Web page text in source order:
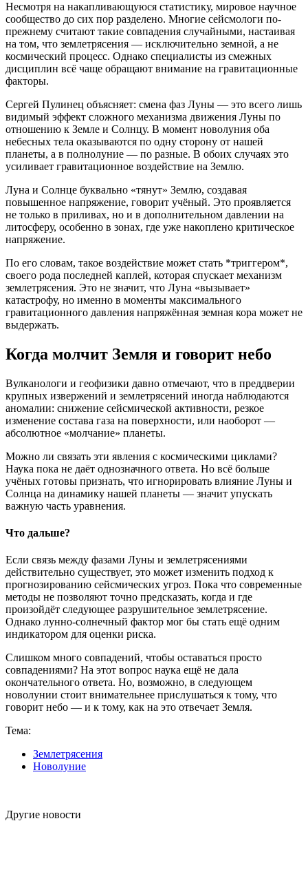
Несмотря на накапливающуюся статистику, мировое научное
сообщество до сих пор разделено. Многие сейсмологи по-
прежнему считают такие совпадения случайными, настаивая
на том, что землетрясения — исключительно земной, а не
космический процесс. Однако специалисты из смежных
дисциплин всё чаще обращают внимание на гравитационные
факторы.
Сергей Пулинец объясняет: смена фаз Луны — это всего лишь
видимый эффект сложного механизма движения Луны по
отношению к Земле и Солнцу. В момент новолуния оба
небесных тела оказываются по одну сторону от нашей
планеты, а в полнолуние — по разные. В обоих случаях это
усиливает гравитационное воздействие на Землю.
Луна и Солнце буквально «тянут» Землю, создавая
повышенное напряжение, говорит учёный. Это проявляется
не только в приливах, но и в дополнительном давлении на
литосферу, особенно в зонах, где уже накоплено критическое
напряжение.
По его словам, такое воздействие может стать *триггером*,
своего рода последней каплей, которая спускает механизм
землетрясения. Это не значит, что Луна «вызывает»
катастрофу, но именно в моменты максимального
гравитационного давления напряжённая земная кора может не
выдержать.
Когда молчит Земля и говорит небо
Вулканологи и геофизики давно отмечают, что в преддверии
крупных извержений и землетрясений иногда наблюдаются
аномалии: снижение сейсмической активности, резкое
изменение состава газа на поверхности, или наоборот —
абсолютное «молчание» планеты.
Можно ли связать эти явления с космическими циклами?
Наука пока не даёт однозначного ответа. Но всё больше
учёных готовы признать, что игнорировать влияние Луны и
Солнца на динамику нашей планеты — значит упускать
важную часть уравнения.
Что дальше?
Если связь между фазами Луны и землетрясениями
действительно существует, это может изменить подход к
прогнозированию сейсмических угроз. Пока что современные
методы не позволяют точно предсказать, когда и где
произойдёт следующее разрушительное землетрясение.
Однако лунно-солнечный фактор мог бы стать ещё одним
индикатором для оценки риска.
Слишком много совпадений, чтобы оставаться просто
совпадениями? На этот вопрос наука ещё не дала
окончательного ответа. Но, возможно, в следующем
новолунии стоит внимательнее прислушаться к тому, что
говорит небо — и к тому, как на это отвечает Земля.
Тема:
Землетрясения
Новолуние
Другие новости